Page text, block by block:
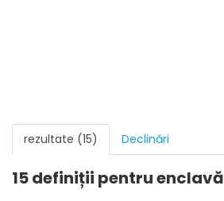
rezultate (15) Declinări
15 definiții pentruenclavă